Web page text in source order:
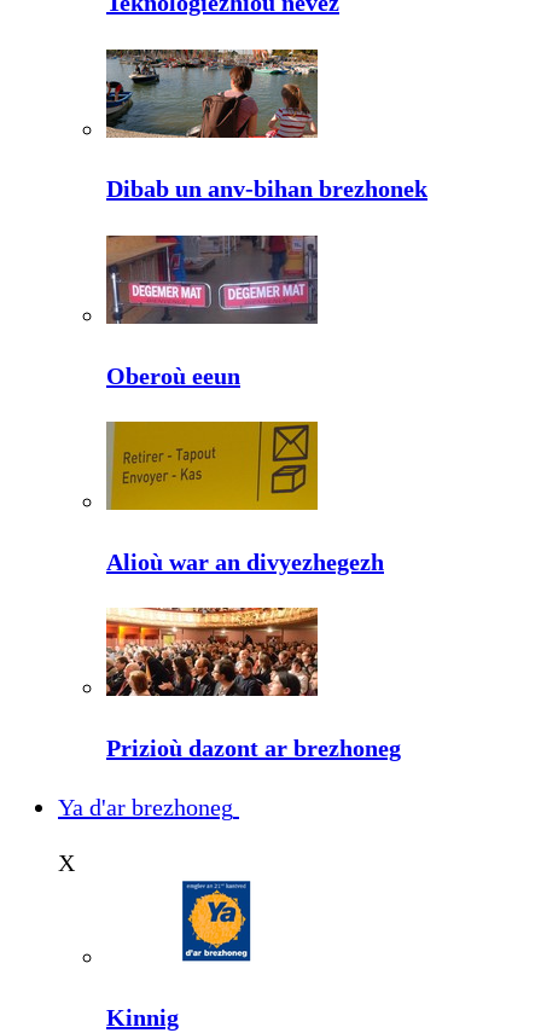
Dibab un anv-bihan brezhonek
Oberoù eeun
Alioù war an divyezhegezh
Prizioù dazont ar brezhoneg
Ya d'ar brezhoneg
X
Kinnig